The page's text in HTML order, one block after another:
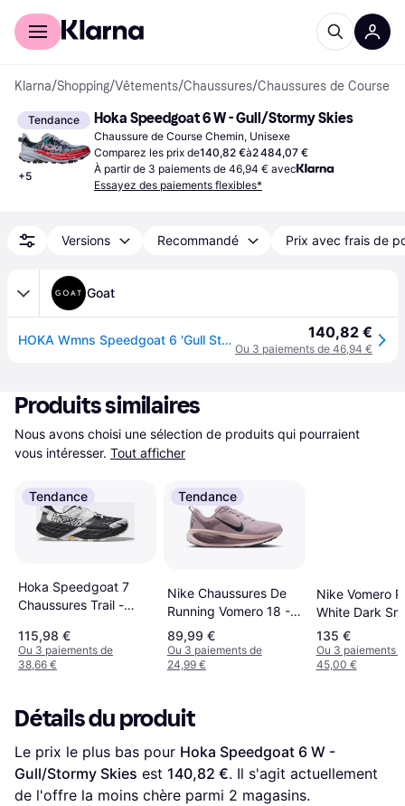
Acheter avec Klarna
Klarna/Shopping/Vêtements/Chaussures/Chaussures de Course
Tendance
+5
Hoka Speedgoat 6 W - Gull/Stormy Skies
Chaussure de Course Chemin, Unisexe
Comparez les prix de140,82 €à2 484,07 €
À partir de 3 paiements de 46,94 € avec
Essayez des paiements flexibles*
Versions Recommandé Prix avec frais de
Goat
HOKA Wmns Speedgoat 6 'Gull Stormy Skies' | Gris | US 6F 140,82 €
Ou 3 paiements de 46,94 €
Produits similaires
Nous avons choisi une sélection de produits qui pourraient
vous intéresser. Tout afficher
Tendance
Hoka Speedgoat 7
Chaussures Trail -
115,98 €
Ou 3 paiements de
38,66 €
Tendance
Nike Chaussures De
Running Vomero 18 -
Rouge
89,99 €
Ou 3 paiements de
24,99 €
Nike Vomero
White Dark
Grey Metallic
135 €
Ou 3 paiements
45,00 €
Détails du produit
Le prix le plus bas pour Hoka Speedgoat 6 W -
Gull/Stormy Skies est 140,82 €. Il s'agit actuellement
de l'offre la moins chère parmi 2 magasins.